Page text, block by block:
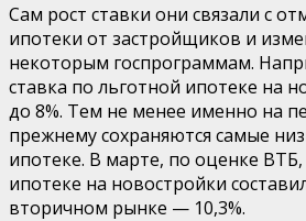
Сам рост ставки они связали с
ипотеки от застройщиков и
некоторым госпрограммам.
ставка по льготной ипотеке на
до 8%. Тем не менее именно на
прежнему сохраняются самые
ипотеке. В марте, по оценке ВТБ,
ипотеке на новостройки
вторичном рынке — 10,3%.